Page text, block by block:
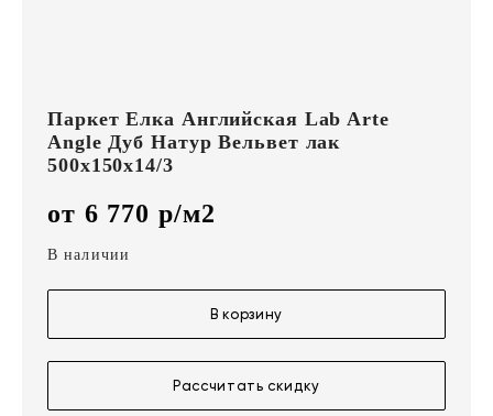
Паркет Елка Английская Lab Arte
Angle Дуб Натур Вельвет лак
500х150х14/3
от 6 770 р/м2
В наличии
В корзину
Рассчитать скидку